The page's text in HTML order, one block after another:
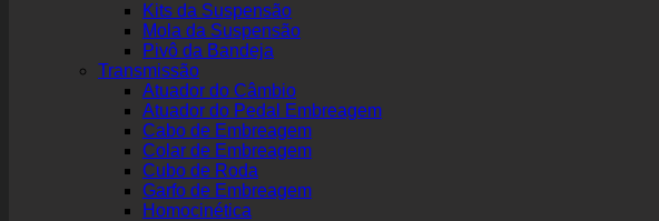
Kits da Suspensão
Mola da Suspensão
Pivô da Bandeja
Transmissão
Atuador do Câmbio
Atuador do Pedal Embreagem
Cabo de Embreagem
Colar de Embreagem
Cubo de Roda
Garfo de Embreagem
Homocinética